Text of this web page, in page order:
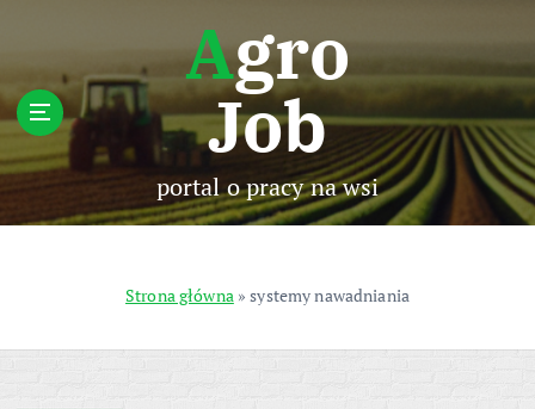
p
t
c
n
Agro
Job
portal o pracy na wsi
Strona główna»systemy nawadniania